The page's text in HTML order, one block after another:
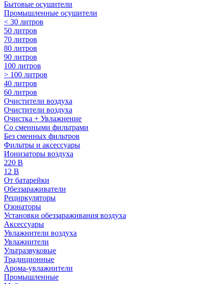
Бытовые осушители
Промышленные осушители
< 30 литров
50 литров
70 литров
80 литров
90 литров
100 литров
> 100 литров
40 литров
60 литров
Очистители воздуха
Очистители воздуха
Очистка + Увлажнение
Cо сменными фильтрами
Без сменных фильтров
Фильтры и аксессуары
Ионизаторы воздуха
220 В
12 В
От батарейки
Обеззараживатели
Рециркуляторы
Озонаторы
Установки обеззараживания воздуха
Аксессуары
Увлажнители воздуха
Увлажнители
Ультразвуковые
Традиционные
Арома-увлажнители
Промышленные